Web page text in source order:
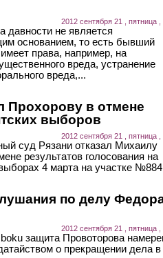
2012 сентября 21 , пятница ,
давности не является
основанием, то есть бывший
права, например, на
вреда, устранение
вреда,...
Прохорову в отмене
выборов
2012 сентября 21 , пятница ,
суд Рязани отказал Михаилу
результатов голосования на
4 марта на участке
по делу
2012 сентября 21 , пятница ,
защита Провоторова
о прекращении дела в